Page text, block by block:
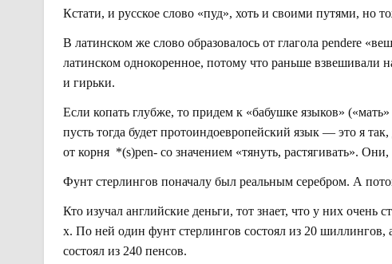
Кстати, и русское слово «пуд», хоть и своими путями, но
В латинском же слово образовалось от глагола pendere
латинском однокоренное, потому что раньше
и гирьки.
Если копать глубже, то придем к «бабушке языков»
пусть тогда будет протоиндоевропейский язык — это я
от корня *(s)pen- со значением «тянуть, растягивать».
Фунт стерлингов поначалу был реальным серебром. А
Кто изучал английские деньги, тот знает, что у них
х. По ней один фунт стерлингов состоял из 20
состоял из 240 пенсов.